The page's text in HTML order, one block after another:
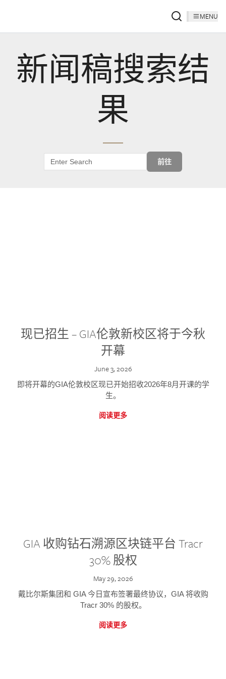
MENU
新闻稿搜索结
果
前往
现已招生 – GIA伦敦新校区将于今秋
开幕
June 3, 2026
即将开幕的GIA伦敦校区现已开始招收2026年8月开课的学
生。
阅读更多
GIA 收购钻石溯源区块链平台 Tracr
30% 股权
May 29, 2026
戴比尔斯集团和 GIA 今日宣布签署最终协议，GIA 将收购
Tracr 30% 的股权。
阅读更多